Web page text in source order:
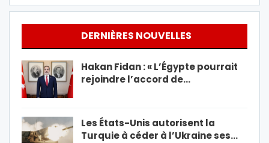
DERNIÈRES NOUVELLES
Hakan Fidan : « L’Égypte pourrait
rejoindre l’accord de…
Les États-Unis autorisent la
Turquie à céder à l’Ukraine ses…